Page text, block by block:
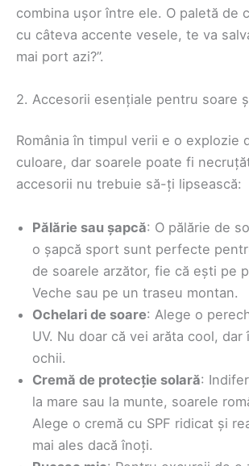
combina ușor între ele. O paletă de
cu câteva accente vesele, te va
mai port azi?”.
2. Accesorii esențiale pentru soare
România în timpul verii e o explozie
culoare, dar soarele poate fi
accesorii nu trebuie să-ți lipsească:
Pălărie sau șapcă: O pălărie de
o șapcă sport sunt perfecte
de soarele arzător, fie că ești pe
Veche sau pe un traseu montan.
Ochelari de soare: Alege o
UV. Nu doar că vei arăta cool,
ochii.
Cremă de protecție solară:
la mare sau la munte, soarele
Alege o cremă cu SPF ridicat și
mai ales dacă înoți.